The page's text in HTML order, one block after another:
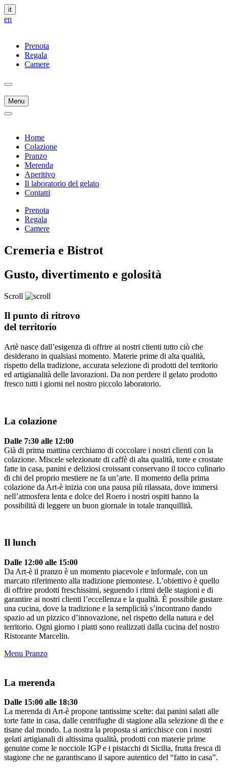
it
en
Prenota
Regala
Camere
Menu
Home
Colazione
Pranzo
Merenda
Aperitivo
Il laboratorio del gelato
Contatti
Prenota
Regala
Camere
Cremeria e Bistrot
Gusto, divertimento e golosità
Scroll
Il punto di ritrovo
del territorio
Artè nasce dall’esigenza di offrire ai nostri clienti tutto ciò che
desiderano in qualsiasi momento. Materie prime di alta qualità,
rispetto della tradizione, accurata selezione di prodotti del territorio
ed artigianalità delle lavorazioni. Da non perdere il gelato prodotto
fresco tutti i giorni nel nostro piccolo laboratorio.
La colazione
Dalle 7:30 alle 12:00
Già di prima mattina cerchiamo di coccolare i nostri clienti con la
colazione. Miscele selezionate di caffè di alta qualità, torte e crostate
fatte in casa, panini e deliziosi croissant conservano il tocco culinario
di chi del proprio mestiere ne fa un’arte. Il momento della prima
colazione da Art-è inizia con una pausa più rilassata, dove immersi
nell’atmosfera lenta e dolce del Roero i nostri ospiti hanno la
possibilità di leggere un buon giornale in totale tranquillità.
Il lunch
Dalle 12:00 alle 15:00
Da Art-è il pranzo è un momento piacevole e informale, con un
marcato riferimento alla tradizione piemontese. L’obiettivo è quello
di offrire prodotti freschissimi, seguendo i ritmi delle stagioni e di
garantire ai nostri clienti l’eccellenza e la qualità. È possibile gustare
una cucina, dove la tradizione e la semplicità s’incontrano dando
spazio ad un pizzico d’innovazione, nel rispetto della natura e del
territorio. Ogni giorno i piatti sono realizzati dalla cucina del nostro
Ristorante Marcelin.
Menu Pranzo
La merenda
Dalle 15:00 alle 18:30
La merenda di Art-è propone tantissime scelte: dai panini salati alle
torte fatte in casa, dalle centrifughe di stagione alla selezione di the e
tisane dal mondo. La nostra la proposta si arricchisce con i nostri
gelati artigianali di altissima qualità, prodotti con materie prime
genuine come le nocciole IGP e i pistacchi di Sicilia, frutta fresca di
stagione che ne garantiscano il sapore autentico del “fatto in casa”.